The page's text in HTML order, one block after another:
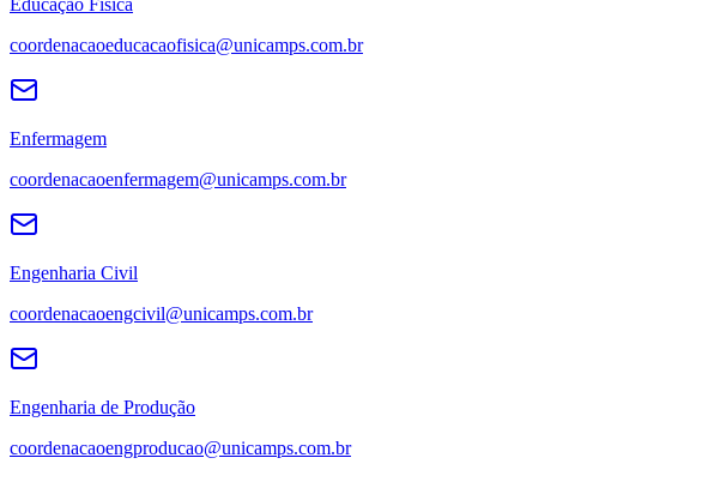
Educação Física
coordenacaoeducacaofisica@unicamps.com.br
Enfermagem
coordenacaoenfermagem@unicamps.com.br
Engenharia Civil
coordenacaoengcivil@unicamps.com.br
Engenharia de Produção
coordenacaoengproducao@unicamps.com.br